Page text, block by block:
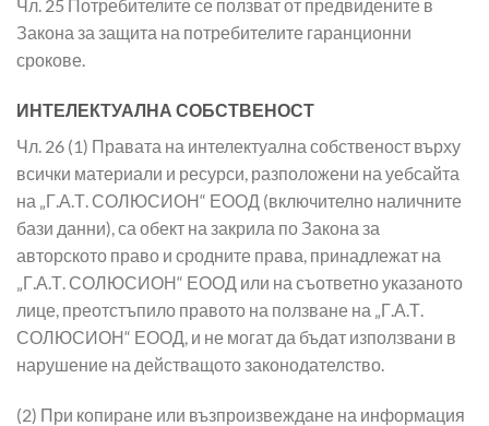
Чл. 25 Потребителите се ползват от предвидените в
Закона за защита на потребителите гаранционни
срокове.
ИНТЕЛЕКТУАЛНА СОБСТВЕНОСТ
Чл. 26 (1) Правата на интелектуална собственост върху
всички материали и ресурси, разположени на уебсайта
на „Г.А.Т. СОЛЮСИОН“ ЕООД (включително наличните
бази данни), са обект на закрила по Закона за
авторското право и сродните права, принадлежат на
„Г.А.Т. СОЛЮСИОН“ ЕООД или на съответно указаното
лице, преотстъпило правото на ползване на „Г.А.Т.
СОЛЮСИОН“ ЕООД, и не могат да бъдат използвани в
нарушение на действащото законодателство.
(2) При копиране или възпроизвеждане на информация